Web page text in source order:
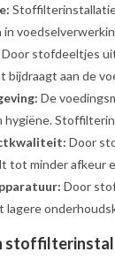
in
Door stofdeeltjes
bijdraagt aan de
De
hygiëne.
Door
tot minder afkeur
Door